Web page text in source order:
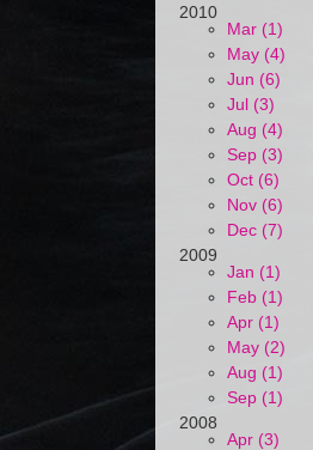
2010
Mar (1)
May (4)
Jun (6)
Jul (3)
Aug (4)
Sep (3)
Oct (6)
Nov (6)
Dec (7)
2009
Jan (1)
Feb (1)
Apr (1)
May (2)
Aug (1)
Sep (1)
2008
Apr (3)